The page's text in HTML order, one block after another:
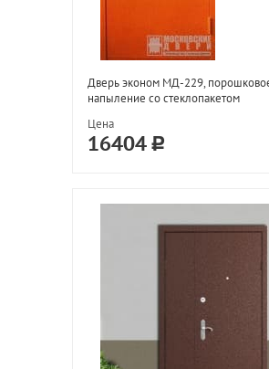
Дверь эконом МД-229,
напыление со стеклопакетом
Цена
16404